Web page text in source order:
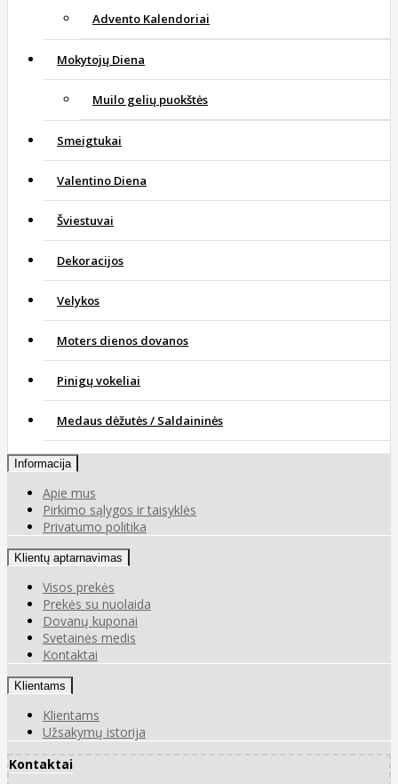
Advento Kalendoriai
Mokytojų Diena
Muilo gelių puokštės
Smeigtukai
Valentino Diena
Šviestuvai
Dekoracijos
Velykos
Moters dienos dovanos
Pinigų vokeliai
Medaus dėžutės / Saldaininės
Informacija
Apie mus
Pirkimo sąlygos ir taisyklės
Privatumo politika
Klientų aptarnavimas
Visos prekės
Prekės su nuolaida
Dovanų kuponai
Svetainės medis
Kontaktai
Klientams
Klientams
Užsakymų istorija
Kontaktai